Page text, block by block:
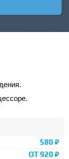
580 ₽
ОТ 920 ₽